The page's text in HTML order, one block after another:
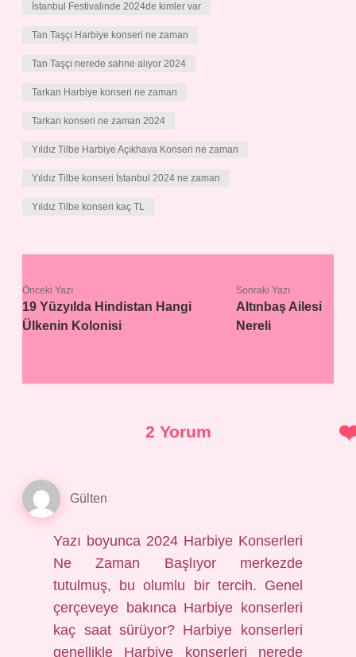
İstanbul Festivalinde 2024de kimler var
Tan Taşçı Harbiye konseri ne zaman
Tan Taşçı nerede sahne alıyor 2024
Tarkan Harbiye konseri ne zaman
Tarkan konseri ne zaman 2024
Yıldız Tilbe Harbiye Açıkhava Konseri ne zaman
Yıldız Tilbe konseri İstanbul 2024 ne zaman
Yıldız Tilbe konseri kaç TL
Önceki Yazı
19 Yüzyılda Hindistan Hangi
Ülkenin Kolonisi
Sonraki Yazı
Altınbaş Ailesi
Nereli
2 Yorum
Gülten
Yazı boyunca 2024 Harbiye Konserleri
Ne Zaman Başlıyor merkezde
tutulmuş, bu olumlu bir tercih. Genel
çerçeveye bakınca Harbiye konserleri
kaç saat sürüyor? Harbiye konserleri
genellikle Harbiye konserleri nerede